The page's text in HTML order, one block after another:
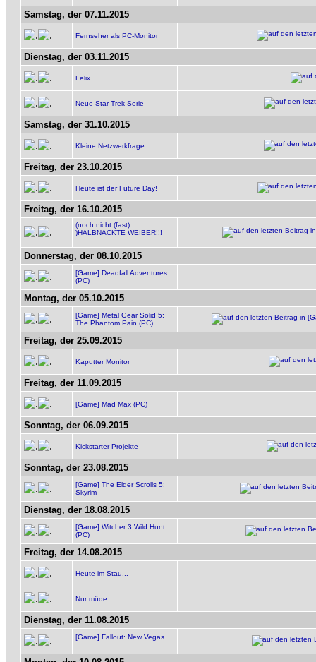
Samstag, der 07.11.2015
Fernseher als PC-Monitor
Dienstag, der 03.11.2015
Felix
Neue Star Trek Serie
Samstag, der 31.10.2015
Kleine Netzwerkfrage
Freitag, der 23.10.2015
Heute ist der Future Day!
Freitag, der 16.10.2015
(noch nicht (fast)
)HALBNACKTE WEIBER!!!
Donnerstag, der 08.10.2015
[Game] Deadfall Adventures
(PC)
Montag, der 05.10.2015
[Game] Metal Gear Solid 5:
The Phantom Pain (PC)
Freitag, der 25.09.2015
Kaputter Monitor
Freitag, der 11.09.2015
[Game] Mad Max (PC)
Sonntag, der 06.09.2015
Kickstarter Projekte
Sonntag, der 23.08.2015
[Game] The Elder Scrolls 5:
Skyrim
Dienstag, der 18.08.2015
[Game] Witcher 3 Wild Hunt
(PC)
Freitag, der 14.08.2015
Heute im Stau...
Nur müde...
Dienstag, der 11.08.2015
[Game] Fallout: New Vegas